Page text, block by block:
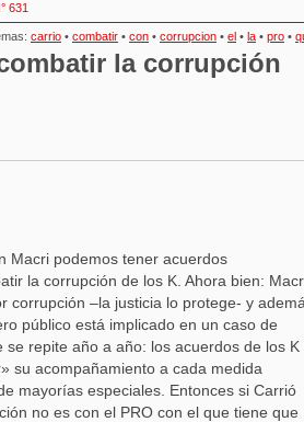
631
carrio • combatir • con • corrupcion • el • la • pro •
la corrupción
Macri podemos tener acuerdos
la corrupción de los K. Ahora bien:
corrupción –la justicia lo protege- y
público está implicado en un caso de
se repite año a año: los acuerdos de los K
su acompañamiento a cada medida
mayorías especiales. Entonces si Carrió
no es con el PRO con el que tiene que